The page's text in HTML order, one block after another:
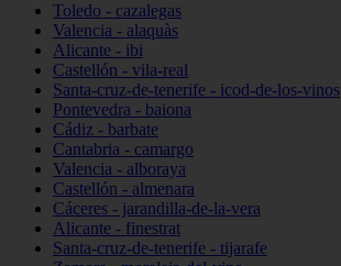
Toledo - cazalegas
Valencia - alaquàs
Alicante - ibi
Castellón - vila-real
Santa-cruz-de-tenerife - icod-de-los-vinos
Pontevedra - baiona
Cádiz - barbate
Cantabria - camargo
Valencia - alboraya
Castellón - almenara
Cáceres - jarandilla-de-la-vera
Alicante - finestrat
Santa-cruz-de-tenerife - tijarafe